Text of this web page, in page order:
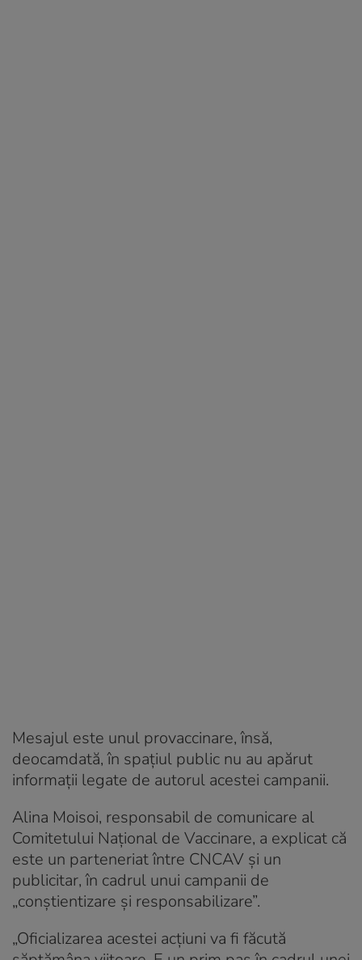
Mesajul este unul provaccinare, însă,
deocamdată, în spațiul public nu au apărut
informații legate de autorul acestei campanii.
Alina Moisoi, responsabil de comunicare al
Comitetului Național de Vaccinare, a explicat că
este un parteneriat între CNCAV și un
publicitar, în cadrul unui campanii de
„conștientizare și responsabilizare”.
„Oficializarea acestei acțiuni va fi făcută